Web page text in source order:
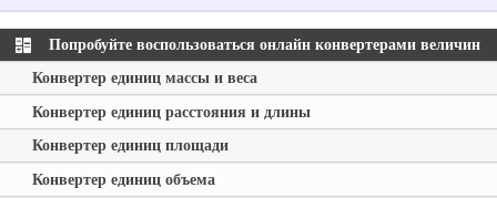
Попробуйте воспользоваться онлайн конвертерами величин
Конвертер единиц массы и веса
Конвертер единиц расстояния и длины
Конвертер единиц площади
Конвертер единиц объема